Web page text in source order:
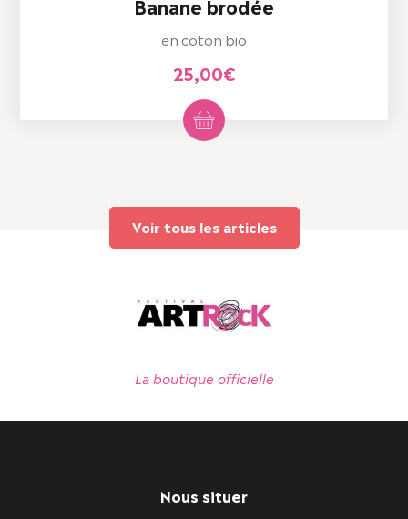
en coton bio
25,00€
Voir tous les articles
La boutique officielle
Nous situer